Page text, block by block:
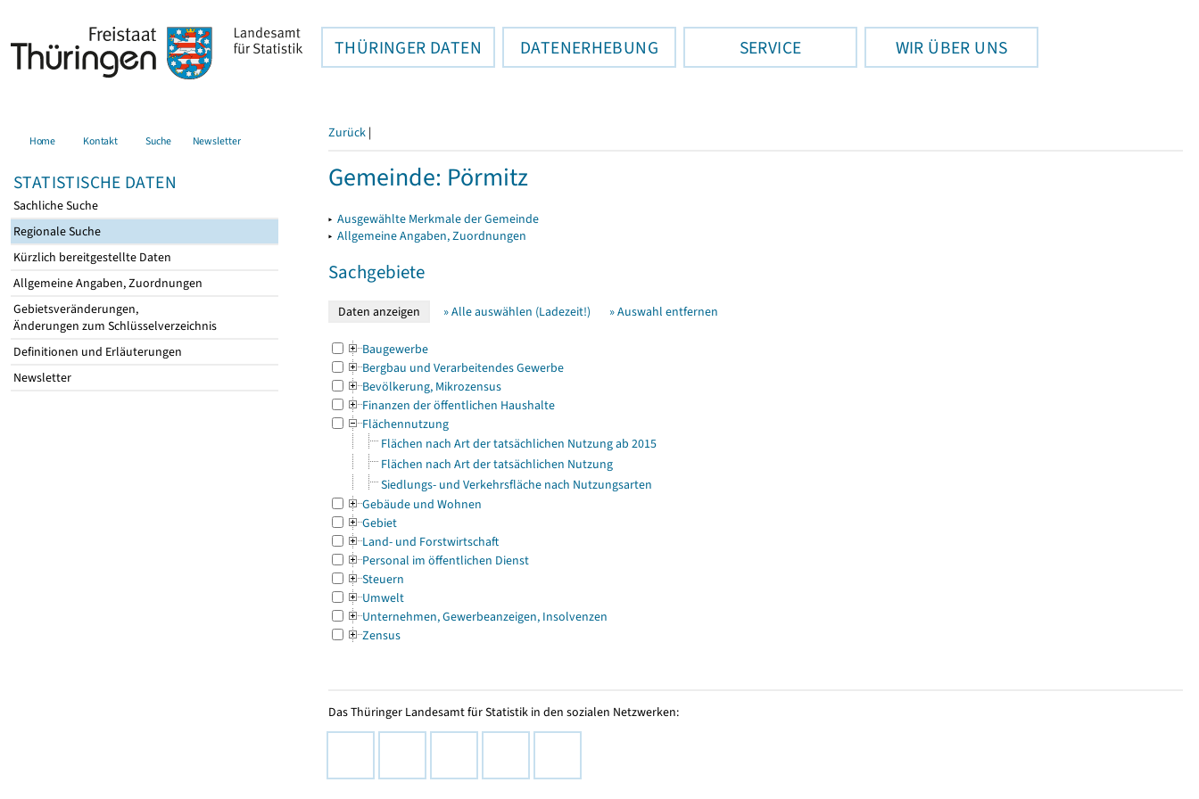
THÜRINGER DATEN DATENERHEBUNG SERVICE WIR ÜBER UNS
Home Kontakt Suche Newsletter
STATISTISCHE DATEN
Sachliche Suche
Regionale Suche
Kürzlich bereitgestellte Daten
Allgemeine Angaben, Zuordnungen
Gebietsveränderungen,
Änderungen zum Schlüsselverzeichnis
Definitionen und Erläuterungen
Newsletter
Zurück |
Gemeinde: Pörmitz
▸ Ausgewählte Merkmale der Gemeinde
▸ Allgemeine Angaben, Zuordnungen
Sachgebiete
» Alle auswählen (Ladezeit!) » Auswahl entfernen
Baugewerbe
Bergbau und Verarbeitendes Gewerbe
Bevölkerung, Mikrozensus
Finanzen der öffentlichen Haushalte
Flächennutzung
Flächen nach Art der tatsächlichen Nutzung ab 2015
Flächen nach Art der tatsächlichen Nutzung
Siedlungs- und Verkehrsfläche nach Nutzungsarten
Gebäude und Wohnen
Gebiet
Land- und Forstwirtschaft
Personal im öffentlichen Dienst
Steuern
Umwelt
Unternehmen, Gewerbeanzeigen, Insolvenzen
Zensus
Das Thüringer Landesamt für Statistik in den sozialen Netzwerken: